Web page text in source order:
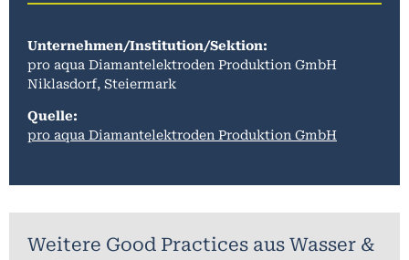
Unternehmen/Institution/Sektion:
pro aqua Diamantelektroden Produktion GmbH
Niklasdorf, Steiermark
Quelle:
pro aqua Diamantelektroden Produktion GmbH
Weitere Good Practices aus Wasser &